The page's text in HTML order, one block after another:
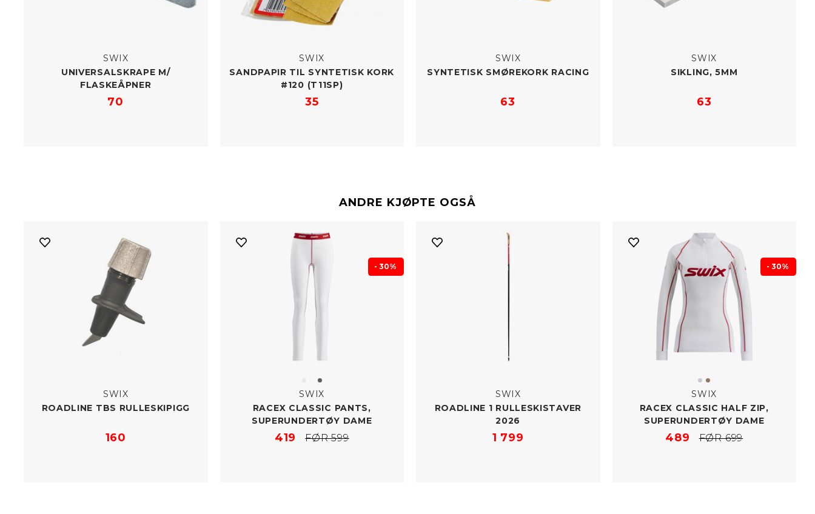
SWIX
UNIVERSALSKRAPE M/​
FLASKEÅPNER
70
SWIX
SANDPAPIR TIL SYNTETISK KORK
#120 (T11SP)
35
SWIX
SYNTETISK SMØREKORK RACING
63
SWIX
SIKLING, 5MM
63
ANDRE KJØPTE OGSÅ
SWIX
ROADLINE TBS RULLESKIPIGG
160
- 30%
SWIX
RACEX CLASSIC PANTS,
SUPERUNDERTØY DAME
419 FØR 599
SWIX
ROADLINE 1 RULLESKISTAVER
2026
1 799
- 30%
SWIX
RACEX CLASSIC HALF ZIP,
SUPERUNDERTØY DAME
489 FØR 699